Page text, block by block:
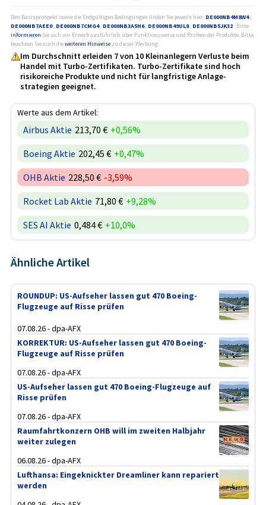
Den Basisprospekt sowie die Endgültigen Bedingungen finden Sie jeweils hier: DE000NB4M8W4,
DE000NB7AEE0, DE000NB7CMG4, DE000NB3A5H6, DE000NB49UL8, DE000NB5JK32 . Bitte
informieren Sie sich vor Erwerb ausführlich über Funktionsweise und Risiken der Produkte. Bitte
beachten Sie auch dieweiteren Hinweise zu dieser Werbung.
Im Durchschnitt erleiden 7 von 10 Kleinanlegern Verluste beim
Handel mit Turbo-Zertifikaten. Turbo-Zertifikate sind hoch
risikoreiche Produkte und nicht für langfristige Anlage­
strategien geeignet.
Werte aus dem Artikel:
Airbus Aktie 213,70 € +0,56%
Boeing Aktie 202,45 € +0,47%
OHB Aktie 228,50 € -3,59%
Rocket Lab Aktie 71,80 € +9,28%
SES AI Aktie 0,484 € +10,0%
Ähnliche Artikel
ROUNDUP: US-Aufseher lassen gut 470 Boeing-
Flugzeuge auf Risse prüfen
07.08.26 - dpa-AFX
KORREKTUR: US-Aufseher lassen gut 470 Boeing-
Flugzeuge auf Risse prüfen
07.08.26 - dpa-AFX
US-Aufseher lassen gut 470 Boeing-Flugzeuge auf
Risse prüfen
07.08.26 - dpa-AFX
Raumfahrtkonzern OHB will im zweiten Halbjahr
weiter zulegen
06.08.26 - dpa-AFX
Lufthansa: Eingeknickter Dreamliner kann repariert
werden